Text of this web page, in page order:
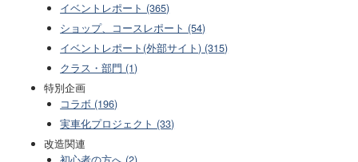
イベントレポート (365)
ショップ、コースレポート (54)
イベントレポート(外部サイト) (315)
クラス・部門 (1)
特別企画
コラボ (196)
実車化プロジェクト (33)
改造関連